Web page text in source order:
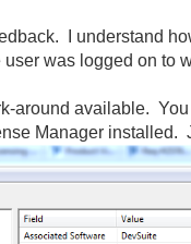
I understand
user was logged on
around available.
Manager